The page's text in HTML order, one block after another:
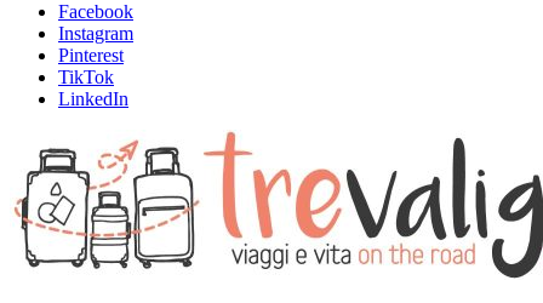
Facebook
Instagram
Pinterest
TikTok
LinkedIn